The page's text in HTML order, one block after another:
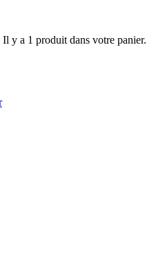
Il y a 1 produit dans votre panier.